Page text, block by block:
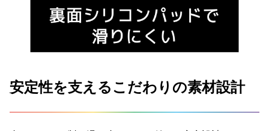
安定性を支えるこだわりの素材設計